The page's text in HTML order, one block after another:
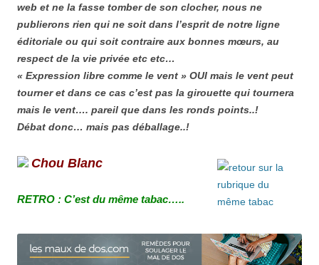
web et ne la fasse tomber de son clocher, nous ne
publierons rien qui ne soit dans l’esprit de notre ligne
éditoriale ou qui soit contraire aux bonnes mœurs, au
respect de la vie privée etc etc…
« Expression libre comme le vent » OUI mais le vent peut
tourner et dans ce cas c’est pas la girouette qui tournera
mais le vent…. pareil que dans les ronds points..!
Débat donc… mais pas déballage..!
Chou Blanc
RETRO : C’est du même tabac…..